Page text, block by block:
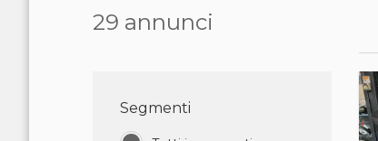
29 annunci
Segmenti